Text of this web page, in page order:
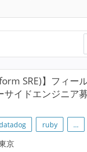
SRE)】フィー
イドエンジニア
ruby …
京